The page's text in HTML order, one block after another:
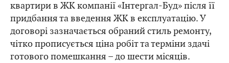
квартири в ЖК компанії «Інтергал-Буд» після її
придбання та введення ЖК в експлуатацію. У
договорі зазначається обраний стиль ремонту,
чітко прописується ціна робіт та терміни здачі
готового помешкання – до шести місяців.